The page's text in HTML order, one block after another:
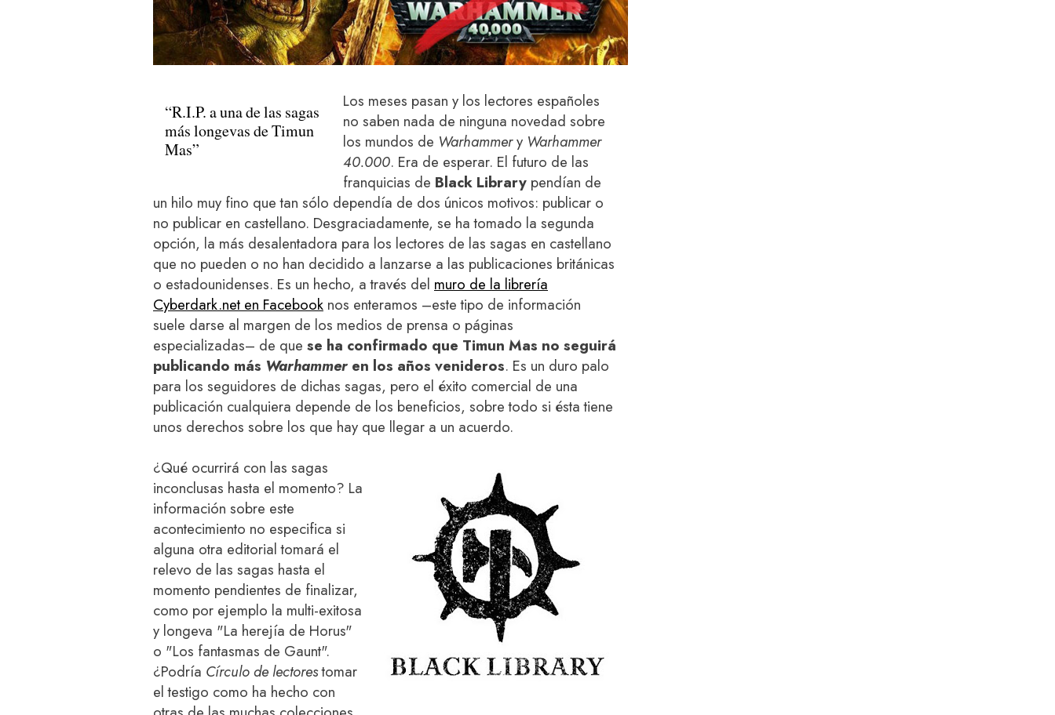
“R.I.P. a una de las sagas
más longevas de Timun
Mas”
Los meses pasan y los lectores españoles
no saben nada de ninguna novedad sobre
los mundos de Warhammery Warhammer
40.000. Era de esperar. El futuro de las
franquicias de Black Librarypendían de
un hilo muy fino que tan sólo dependía de dos únicos motivos: publicar o
no publicar en castellano. Desgraciadamente, se ha tomado la segunda
opción, la más desalentadora para los lectores de las sagas en castellano
que no pueden o no han decidido a lanzarse a las publicaciones británicas
o estadounidenses. Es un hecho, a través del muro de la librería
Cyberdark.net en Facebook nos enteramos –este tipo de información
suele darse al margen de los medios de prensa o páginas
especializadas– de que se ha confirmado que Timun Mas no seguirá
publicando más Warhammer en los años venideros. Es un duro palo
para los seguidores de dichas sagas, pero el éxito comercial de una
publicación cualquiera depende de los beneficios, sobre todo si ésta tiene
unos derechos sobre los que hay que llegar a un acuerdo.
¿Qué ocurrirá con las sagas
inconclusas hasta el momento? La
información sobre este
acontecimiento no especifica si
alguna otra editorial tomará el
relevo de las sagas hasta el
momento pendientes de finalizar,
como por ejemplo la multi-exitosa
y longeva "La herejía de Horus"
o "Los fantasmas de Gaunt".
¿Podría Círculo de lectorestomar
el testigo como ha hecho con